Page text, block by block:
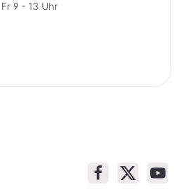
Fr 9 - 13 Uhr